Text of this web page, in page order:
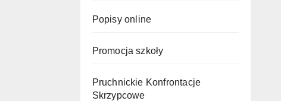
Popisy online
Promocja szkoły
Pruchnickie Konfrontacje
Skrzypcowe